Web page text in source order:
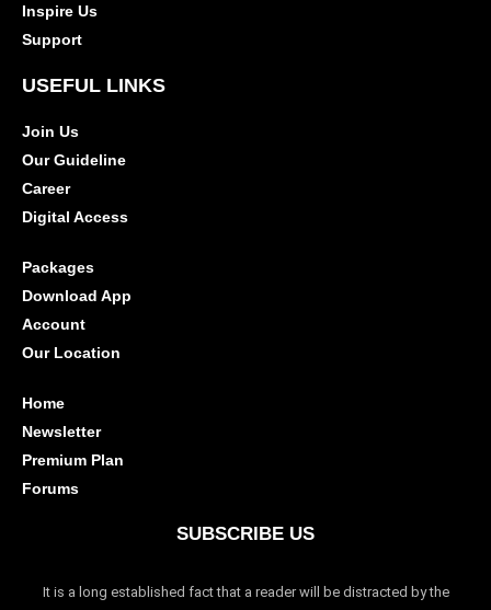
Inspire Us
Support
USEFUL LINKS
Join Us
Our Guideline
Career
Digital Access
Packages
Download App
Account
Our Location
Home
Newsletter
Premium Plan
Forums
SUBSCRIBE US
It is a long established fact that a reader will be distracted by the